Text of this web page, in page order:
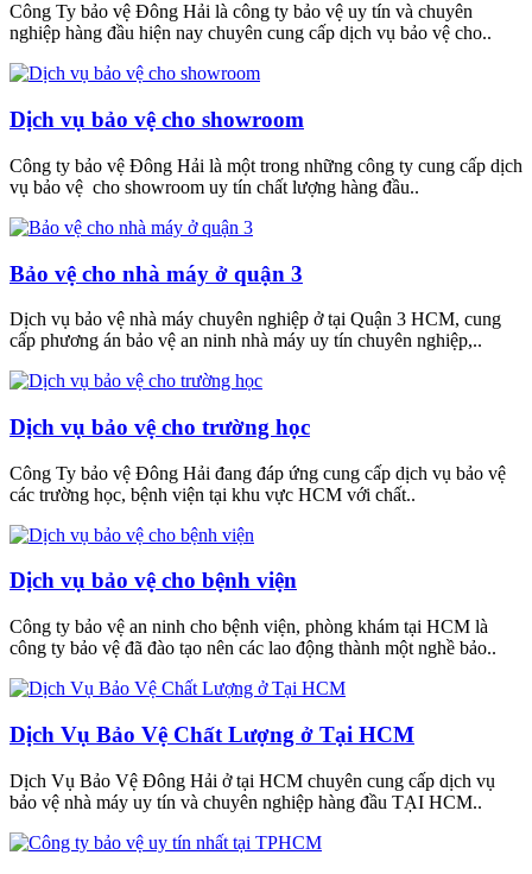
Công Ty bảo vệ Đông Hải là công ty bảo vệ uy tín và chuyên
nghiệp hàng đầu hiện nay chuyên cung cấp dịch vụ bảo vệ cho..
Dịch vụ bảo vệ cho showroom
Công ty bảo vệ Đông Hải là một trong những công ty cung cấp dịch
vụ bảo vệ cho showroom uy tín chất lượng hàng đầu..
Bảo vệ cho nhà máy ở quận 3
Dịch vụ bảo vệ nhà máy chuyên nghiệp ở tại Quận 3 HCM, cung
cấp phương án bảo vệ an ninh nhà máy uy tín chuyên nghiệp,..
Dịch vụ bảo vệ cho trường học
Công Ty bảo vệ Đông Hải đang đáp ứng cung cấp dịch vụ bảo vệ
các trường học, bệnh viện tại khu vực HCM với chất..
Dịch vụ bảo vệ cho bệnh viện
Công ty bảo vệ an ninh cho bệnh viện, phòng khám tại HCM là
công ty bảo vệ đã đào tạo nên các lao động thành một nghề bảo..
Dịch Vụ Bảo Vệ Chất Lượng ở Tại HCM
Dịch Vụ Bảo Vệ Đông Hải ở tại HCM chuyên cung cấp dịch vụ
bảo vệ nhà máy uy tín và chuyên nghiệp hàng đầu TẠI HCM..